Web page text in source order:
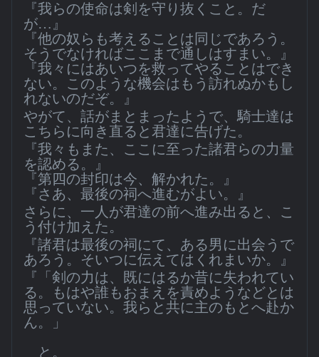
『我らの使命は剣を守り抜くこと。だ
が…』
『他の奴らも考えることは同じであろう。
そうでなければここまで通しはすまい。』
『我々にはあいつを救ってやることはでき
ない。このような機会はもう訪れぬかもし
れないのだぞ。』
やがて、話がまとまったようで、騎士達は
こちらに向き直ると君達に告げた。
『我々もまた、ここに至った諸君らの力量
を認める。』
『第四の封印は今、解かれた。』
『さあ、最後の祠へ進むがよい。』
さらに、一人が君達の前へ進み出ると、こ
う付け加えた。
『諸君は最後の祠にて、ある男に出会うで
あろう。そいつに伝えてはくれまいか。』
『「剣の力は、既にはるか昔に失われてい
る。もはや誰もおまえを責めようなどとは
思っていない。我らと共に主のもとへ赴か
ん。」
と。